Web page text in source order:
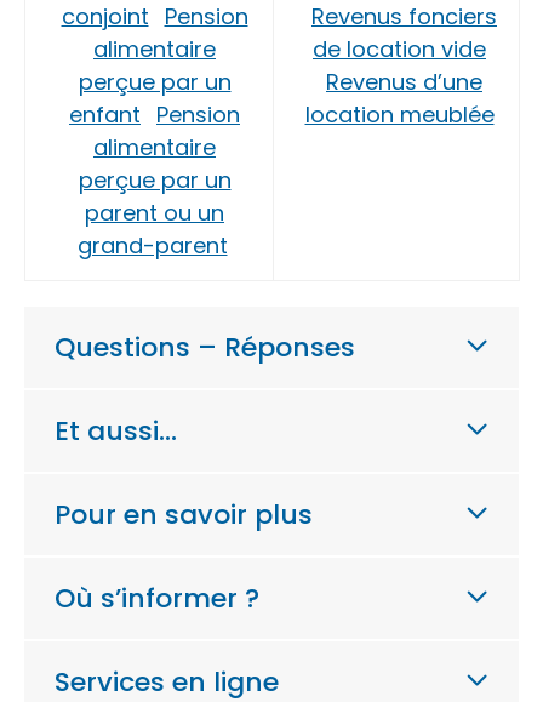
conjoint Pension
alimentaire
perçue par un
enfant Pension
alimentaire
perçue par un
parent ou un
grand-parent
Revenus fonciers
de location vide
Revenus d’une
location meublée
Questions – Réponses
Et aussi…
Pour en savoir plus
Où s’informer ?
Services en ligne